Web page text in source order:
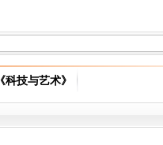
《科技与艺术》